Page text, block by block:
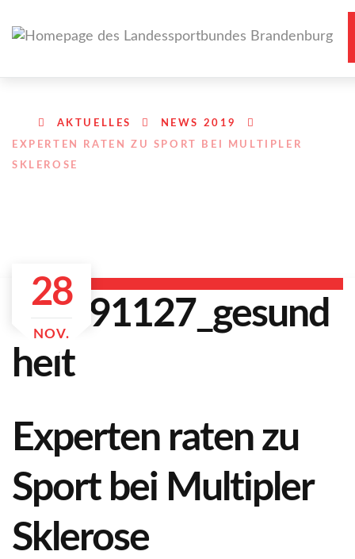
AKTUELLES NEWS 2019
EXPERTEN RATEN ZU SPORT BEI MULTIPLER
SKLEROSE
28
NOV.
Experten raten zu
Sport bei Multipler
Sklerose